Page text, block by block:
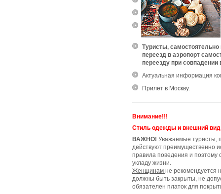
Туристы,
переезд в аэропорт
переезду при совпадении
Актуальная информация
Прилет в Москву.
Внимание!!!
Стиль одежды и внешний вид
ВАЖНО! Уважаемые туристы,
действуют преимущественно
правила поведения и поэтому
укладу жизни.
Женщинам не рекомендуется
должны быть закрыты, не
обязателен платок для